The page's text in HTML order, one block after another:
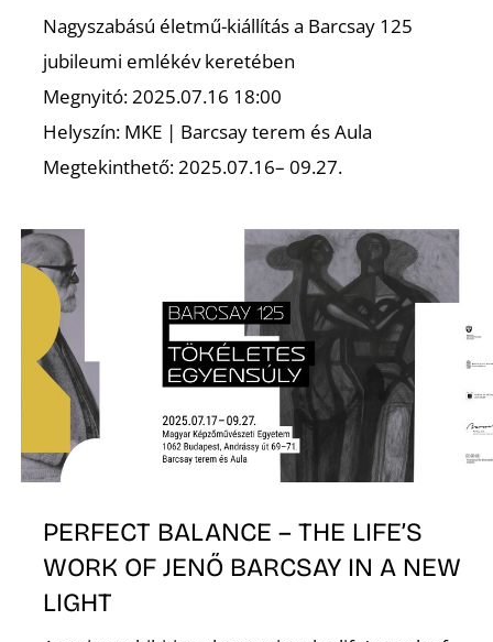
Nagyszabású életmű-kiállítás a Barcsay 125
jubileumi emlékév keretében
Megnyitó: 2025.07.16 18:00
Helyszín: MKE | Barcsay terem és Aula
Megtekinthető: 2025.07.16– 09.27.
PERFECT BALANCE – THE LIFE’S
WORK OF JENŐ BARCSAY IN A NEW
LIGHT